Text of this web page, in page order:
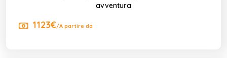
avventura
1123€/A partire da